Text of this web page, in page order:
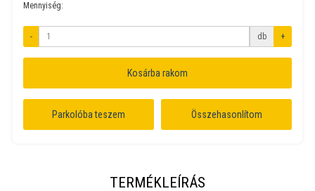
Mennyiség:
- db +
Kosárba rakom
Parkolóba teszem Összehasonlítom
TERMÉKLEÍRÁS